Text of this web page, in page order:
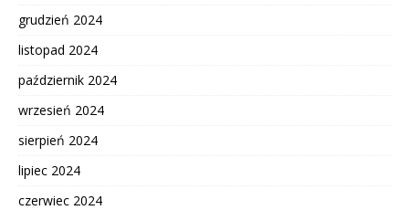
grudzień 2024
listopad 2024
październik 2024
wrzesień 2024
sierpień 2024
lipiec 2024
czerwiec 2024